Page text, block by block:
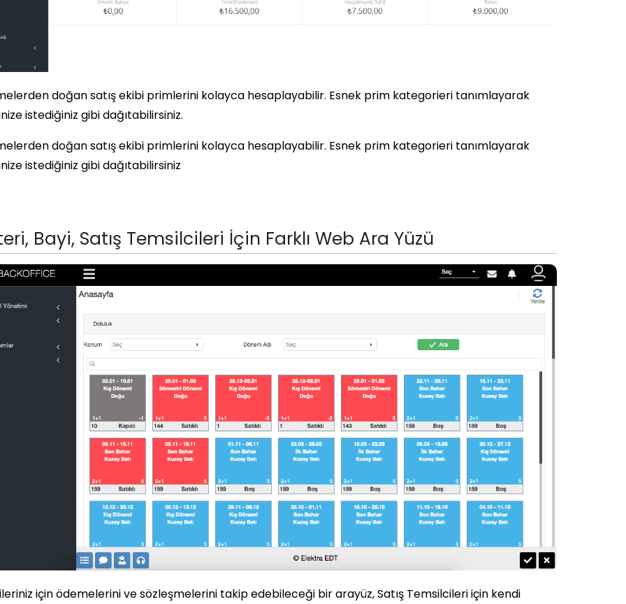
doğan satış ekibi primlerini kolayca hesaplayabilir. Esnek prim kategorieri tanımlayarak
istediğiniz gibi dağıtabilirsiniz.
doğan satış ekibi primlerini kolayca hesaplayabilir. Esnek prim kategorieri tanımlayarak
istediğiniz gibi dağıtabilirsiniz
Bayi, Satış Temsilcileri İçin Farklı Web Ara Yüzü
için ödemelerini ve sözleşmelerini takip edebileceği bir arayüz, Satış Temsilcileri için kendi